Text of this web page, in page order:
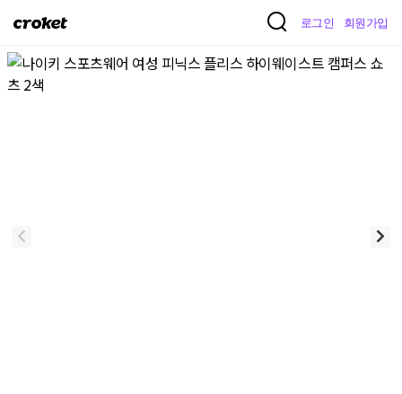
크
켓
로그인 회원가입